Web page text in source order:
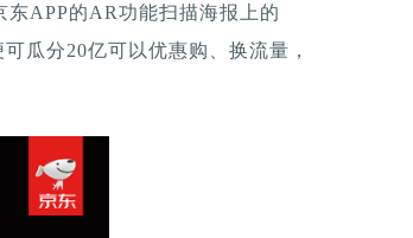
APP的AR功能扫描海报上的
瓜分20亿可以优惠购、换流量，